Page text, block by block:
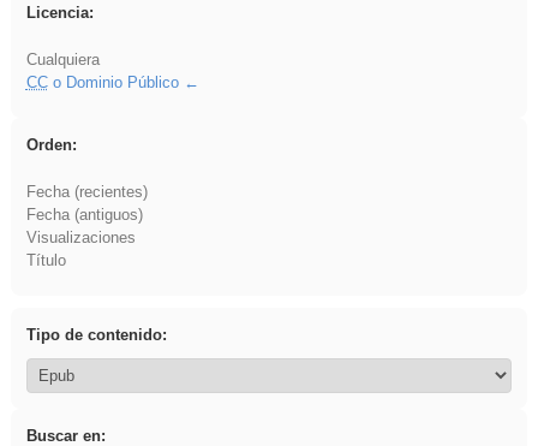
Licencia:
Cualquiera
CCo Dominio Público
Orden:
Fecha (recientes)
Fecha (antiguos)
Visualizaciones
Título
Tipo de contenido:
Buscar en: